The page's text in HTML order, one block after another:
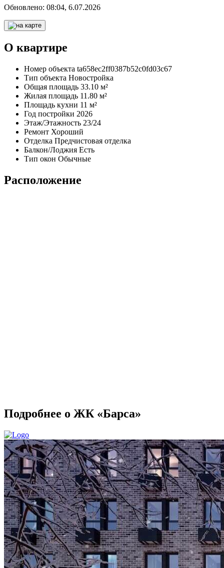
Обновлено: 08:04, 6.07.2026
О квартире
Номер объекта ta658ec2ff0387b52c0fd03c67
Тип объекта Новостройка
Общая площадь 33.10 м²
Жилая площадь 11.80 м²
Площадь кухни 11 м²
Год постройки 2026
Этаж/Этажность 23/24
Ремонт Хороший
Отделка Предчистовая отделка
Балкон/Лоджия Есть
Тип окон Обычные
Расположение
Подробнее о ЖК «Барса»